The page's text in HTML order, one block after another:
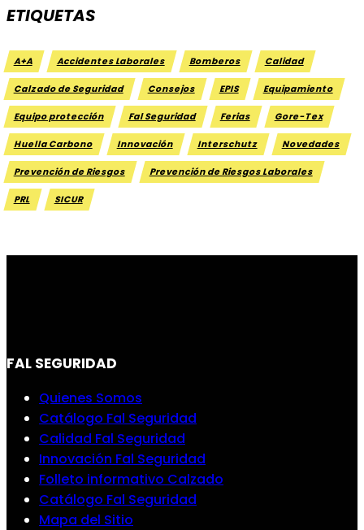
ETIQUETAS
A+A Accidentes Laborales Bomberos Calidad
Calzado de Seguridad Consejos EPIS Equipamiento
Equipo protección Fal Seguridad Ferias Gore-Tex
Huella Carbono Innovación Interschutz Novedades
Prevención de Riesgos Prevención de Riesgos Laborales
PRL SICUR
FAL SEGURIDAD
Quienes Somos
Catálogo Fal Seguridad
Calidad Fal Seguridad
Innovación Fal Seguridad
Folleto informativo Calzado
Catálogo Fal Seguridad
Mapa del Sitio